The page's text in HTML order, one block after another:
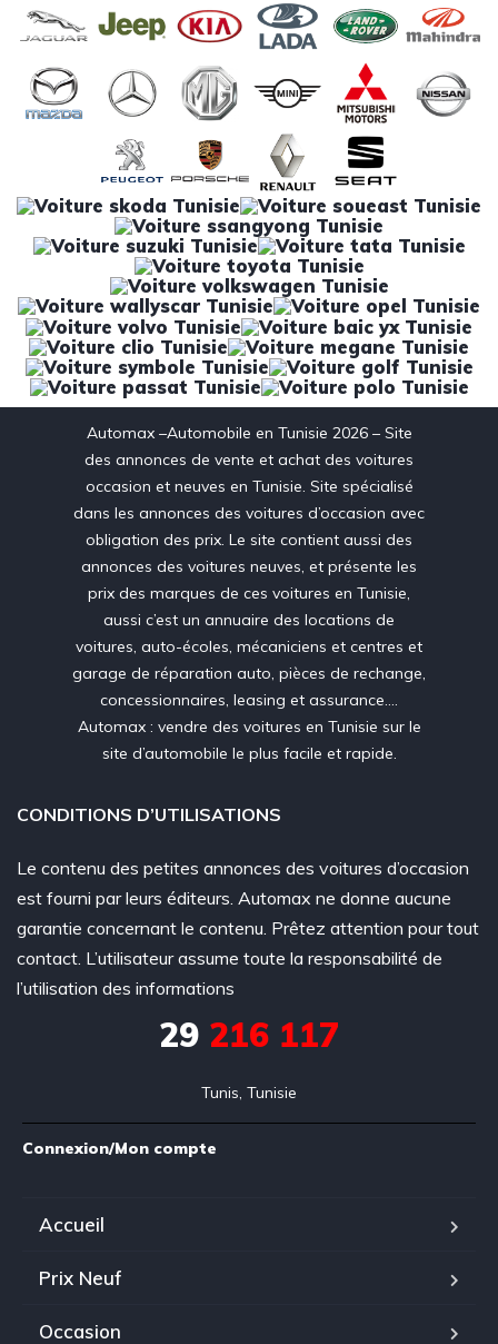
Automax –Automobile en Tunisie 2026 – Site
des annonces de vente et achat des voitures
occasion et neuves en Tunisie. Site spécialisé
dans les annonces des voitures d’occasion avec
obligation des prix. Le site contient aussi des
annonces des voitures neuves, et présente les
prix des marques de ces voitures en Tunisie,
aussi c’est un annuaire des locations de
voitures, auto-écoles, mécaniciens et centres et
garage de réparation auto, pièces de rechange,
concessionnaires, leasing et assurance….
Automax : vendre des voitures en Tunisie sur le
site d’automobile le plus facile et rapide.
CONDITIONS D’UTILISATIONS
Le contenu des petites annonces des voitures d’occasion
est fourni par leurs éditeurs. Automax ne donne aucune
garantie concernant le contenu. Prêtez attention pour tout
contact. L’utilisateur assume toute la responsabilité de
l’utilisation des informations
29 216 117
Tunis, Tunisie
Connexion/Mon compte
Accueil
Prix Neuf
Occasion